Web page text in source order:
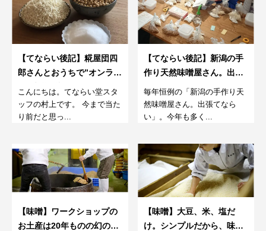
【てならい後記】糀屋団四
郎さんとおうちで”オンライ
ン”味噌仕込みワークショッ
プ
こんにちは。てならい堂スタ
ッフの村上です。 今まで当た
り前だと思っ...
【てならい後記】新潟の手
作り天然味噌屋さん。出張
てならい2019 ～はじめて
だから、違いを意識してみ
るのがミソ～
毎年恒例の「新潟の手作り天
然味噌屋さん。出張てなら
い」。今年も多く...
【味噌】ワークショップの
お土産は20年ものの幻のお
【味噌】大豆、米、塩だ
け。シンプルだから、味は